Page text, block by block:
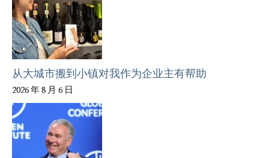
从大城市搬到小镇对我作为企业主有帮助
2026 年 8 月 6 日